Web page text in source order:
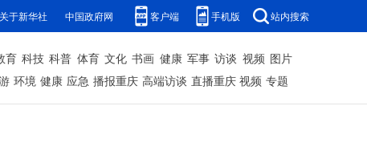
关于新华社 中国政府网 客户端 手机版 站内搜索
育 科技 科普 体育 文化 书画 健康 军事 访谈 视频 图片
环境 健康 应急 播报重庆 高端访谈 直播重庆 视频 专题